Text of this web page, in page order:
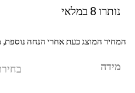
נותרו 8 במלאי
המחיר המוצג כעת אחרי הנחה נוספת,
מידה